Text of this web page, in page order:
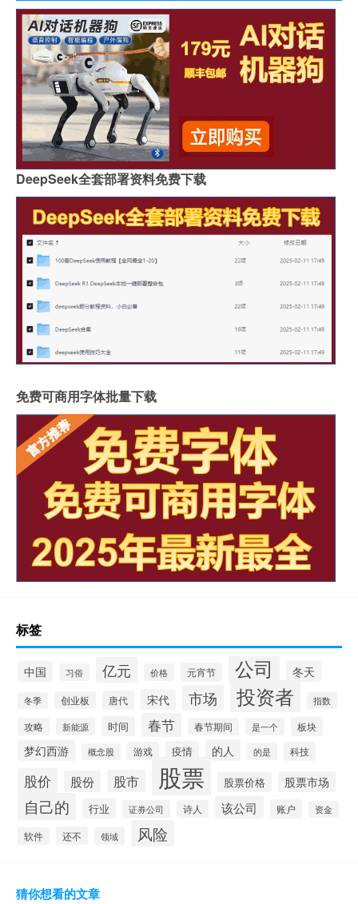
DeepSeek全套部署资料免费下载
免费可商用字体批量下载
标签
中国 习俗 亿元 价格 元宵节 公司 冬天
冬季 创业板 唐代 宋代 市场 投资者 指数
攻略 新能源 时间 春节 春节期间 是一个 板块
梦幻西游 概念股 游戏 疫情 的人 的是 科技
股价 股份 股市 股票 股票价格 股票市场
自己的 行业 证券公司 诗人 该公司 账户 资金
软件 还不 领域 风险
猜你想看的文章